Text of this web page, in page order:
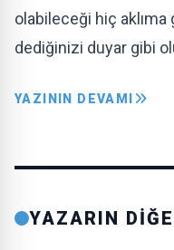
olabileceği hiç aklıma
dediğinizi duyar gibi
YAZININ DEVAMI
YAZARIN